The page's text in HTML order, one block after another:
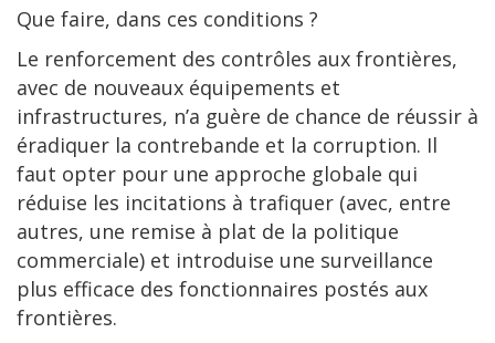
Que faire, dans ces conditions ?
Le renforcement des contrôles aux frontières,
avec de nouveaux équipements et
infrastructures, n’a guère de chance de réussir à
éradiquer la contrebande et la corruption. Il
faut opter pour une approche globale qui
réduise les incitations à trafiquer (avec, entre
autres, une remise à plat de la politique
commerciale) et introduise une surveillance
plus efficace des fonctionnaires postés aux
frontières.